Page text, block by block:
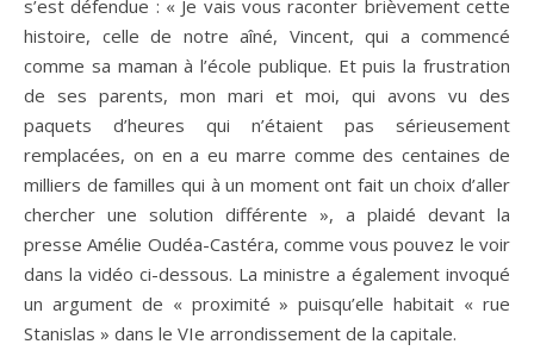
s’est défendue : « Je vais vous raconter brièvement cette
histoire, celle de notre aîné, Vincent, qui a commencé
comme sa maman à l’école publique. Et puis la frustration
de ses parents, mon mari et moi, qui avons vu des
paquets d’heures qui n’étaient pas sérieusement
remplacées, on en a eu marre comme des centaines de
milliers de familles qui à un moment ont fait un choix d’aller
chercher une solution différente », a plaidé devant la
presse Amélie Oudéa-Castéra, comme vous pouvez le voir
dans la vidéo ci-dessous. La ministre a également invoqué
un argument de « proximité » puisqu’elle habitait « rue
Stanislas » dans le VIe arrondissement de la capitale.